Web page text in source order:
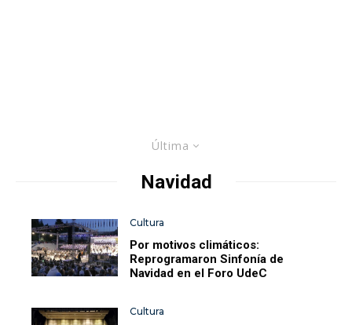
Última
Navidad
Cultura
Por motivos climáticos:
Reprogramaron Sinfonía de
Navidad en el Foro UdeC
Cultura